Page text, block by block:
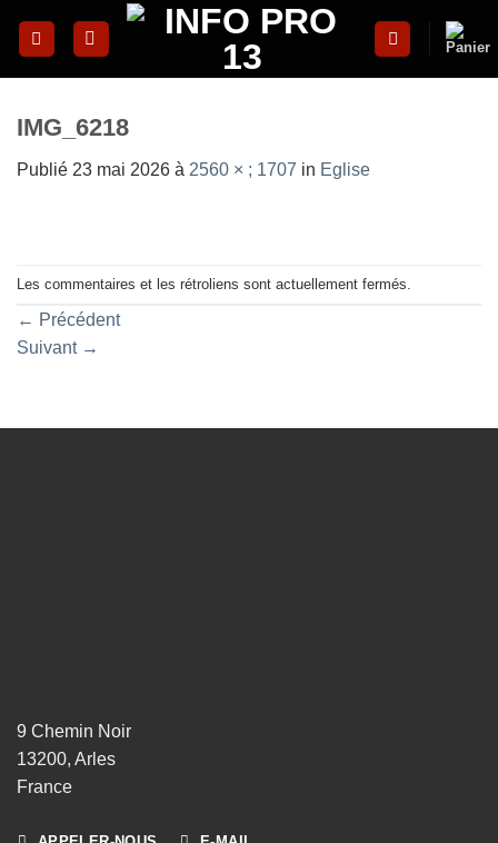
IMG_6218
Publié 23 mai 2026 à 2560 × ; 1707 in Eglise
Les commentaires et les rétroliens sont actuellement fermés.
← Précédent
Suivant →
9 Chemin Noir
13200, Arles
France